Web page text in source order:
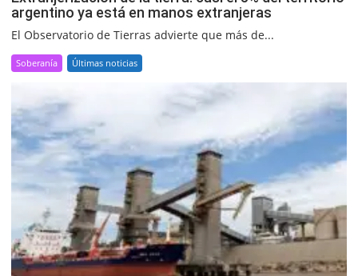
argentino ya está en manos extranjeras
El Observatorio de Tierras advierte que más de...
Soberanía Últimas noticias